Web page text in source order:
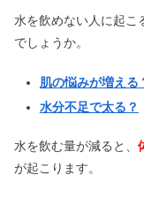
水を飲めない人に起こ
でしょうか。
肌の悩みが増える
水分不足で太る？
水を飲む量が減ると、
が起こります。